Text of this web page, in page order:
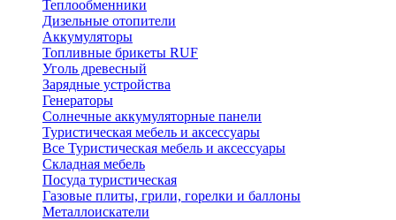
Теплообменники
Дизельные отопители
Аккумуляторы
Топливные брикеты RUF
Уголь древесный
Зарядные устройства
Генераторы
Солнечные аккумуляторные панели
Туристическая мебель и аксессуары
Все Туристическая мебель и аксессуары
Складная мебель
Посуда туристическая
Газовые плиты, грили, горелки и баллоны
Металлоискатели